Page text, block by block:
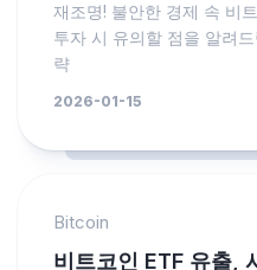
재조명! 불안한 경제 속 비
투자 시 유의할 점을 알려
략
2026-01-15
Bitcoin
비트코인 ETF 유출,